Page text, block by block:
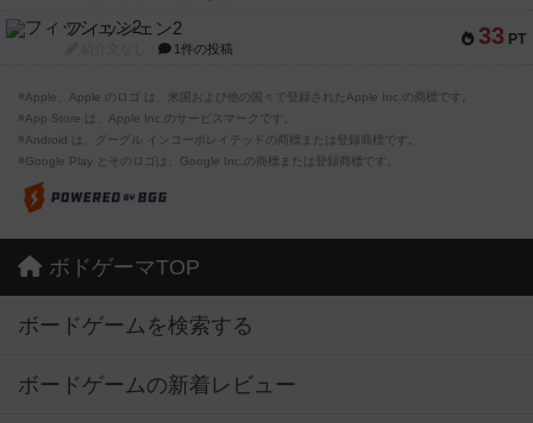
33 PT
フィッシェン2
1件の投稿
※Apple、Apple のロゴ は、米国および他の国々で登録されたApple Inc.の商標です。
※App Store は、Apple Inc.のサービスマークです。
※Android は、グーグル インコーポレイテッドの商標または登録商標です。
※Google Play とそのロゴは、Google Inc.の商標または登録商標です。
ボドゲーマTOP
ボードゲームを検索する
ボードゲームの新着レビュー